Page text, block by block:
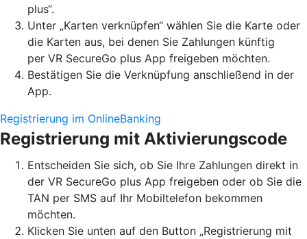
plus“.
Unter „Karten verknüpfen“ wählen Sie die Karte oder
die Karten aus, bei denen Sie Zahlungen künftig
per VR SecureGo plus App freigeben möchten.
Bestätigen Sie die Verknüpfung anschließend in der
App.
Registrierung im OnlineBanking
Registrierung mit Aktivierungscode
Entscheiden Sie sich, ob Sie Ihre Zahlungen direkt in
der VR SecureGo plus App freigeben oder ob Sie die
TAN per SMS auf Ihr Mobiltelefon bekommen
möchten.
Klicken Sie unten auf den Button „Registrierung mit